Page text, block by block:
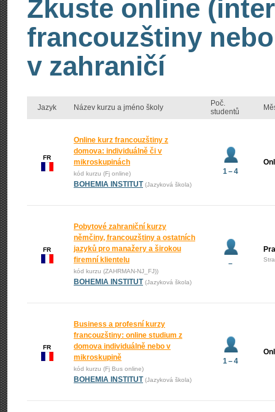
Zkuste online
francouzštiny
v zahraničí
Jazyk Název kurzu a jméno školy
Poč.
studentů
FR
Online kurz francouzštiny z
domova: individuálně či v
mikroskupinách
kód kurzu (Fj online)
BOHEMIA INSTITUT (Jazyková škola)
1 – 4
FR
Pobytové zahraniční kurzy
němčiny, francouzštiny a ostatních
jazyků pro manažery a širokou
firemní klientelu
kód kurzu (ZAHRMAN-NJ_FJ))
BOHEMIA INSTITUT (Jazyková škola)
–
FR
Business a profesní kurzy
francouzštiny: online studium z
domova individuálně nebo v
mikroskupině
kód kurzu (Fj Bus online)
BOHEMIA INSTITUT (Jazyková škola)
1 – 4